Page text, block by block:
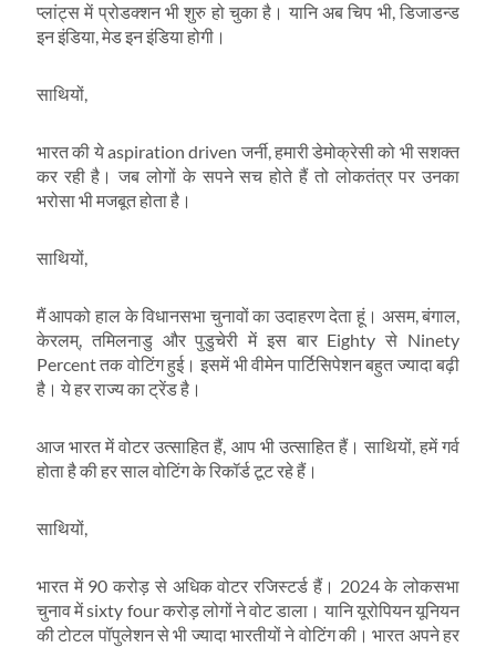
प्लांट्स में प्रोडक्शन भी शुरु हो चुका है। यानि अब चिप भी, डिजाडन्ड
इन इंडिया, मेड इन इंडिया होगी।
साथियों,
भारत की ये aspiration driven जर्नी, हमारी डेमोक्रेसी को भी सशक्त
कर रही है। जब लोगों के सपने सच होते हैं तो लोकतंत्र पर उनका
भरोसा भी मजबूत होता है।
साथियों,
मैं आपको हाल के विधानसभा चुनावों का उदाहरण देता हूं। असम, बंगाल,
केरलम्, तमिलनाडु और पुडुचेरी में इस बार Eighty से Ninety
Percent तक वोटिंग हुई। इसमें भी वीमेन पार्टिसिपेशन बहुत ज्यादा बढ़ी
है। ये हर राज्य का ट्रेंड है।
आज भारत में वोटर उत्साहित हैं, आप भी उत्साहित हैं। साथियों, हमें गर्व
होता है की हर साल वोटिंग के रिकॉर्ड टूट रहे हैं।
साथियों,
भारत में 90 करोड़ से अधिक वोटर रजिस्टर्ड हैं। 2024 के लोकसभा
चुनाव में sixty four करोड़ लोगों ने वोट डाला। यानि यूरोपियन यूनियन
की टोटल पॉपुलेशन से भी ज्यादा भारतीयों ने वोटिंग की। भारत अपने हर